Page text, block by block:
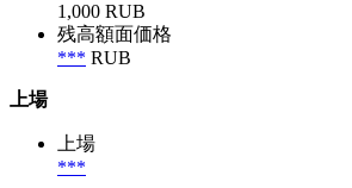
1,000 RUB
残高額面価格
*** RUB
上場
上場
***